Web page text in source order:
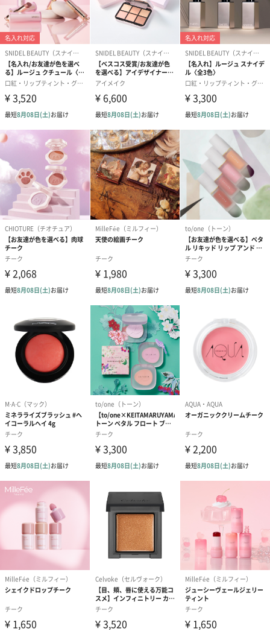
商品詳細情報
外装サイズ
31mm×31mm×83mm
水、ジメチコン、リンゴ酸ジイソステアリル、ＰＥＧ
－10ジメチコン、ＢＧ、トリエチルヘキサノイン、ジ
フェニルシロキシフェニルトリメチコン、アルガニア
スピノサ核油、グリチルリチン酸２Ｋ、ホホバ種子
油、ザクロ花エキス、ジイソステアリン酸ポリグリセ
リル－3、アルニカ花エキス、カミツレ花エキス、ジス
テアルジモニウムヘクトライト、イソステアリン酸ソ
ルビタン、塩化Ｎａ、トリメチルシロキシケイ酸、1，
2－ヘキサンジオール、カプリリルグリコール、トコフ
ェロール、水酸化Ａｌ、クエン酸Ｎａ、（ジメチコン
／ビニルジメチコン）クロスポリマー、フェノキシエ
タノール、マイカ、酸化チタン、酸化鉄
【02 Relaxy Coral】
水、ジメチコン、リンゴ酸ジイソステアリル、ＰＥＧ
－10ジメチコン、ＢＧ、トリエチルヘキサノイン、ジ
スピノサ核油、グリチルリチン酸2Ｋ、ホホバ種子油、
ザクロ花エキス、ジイソステアリン酸ポリグリセリル
－3、アルニカ花エキス、カミツレ花エキス、ジステア
ルジモニウムヘクトライト、合成フルオロフロゴパイ
ト、イソステアリン酸ソルビタン、塩化Ｎａ、トリメ
チルシロキシケイ酸、1，2－ヘキサンジオール、カプ
リリルグリコール、トコフェロール、水酸化Ａｌ、ク
エン酸Ｎａ、（ジメチコン／ビニルジメチコン）クロ
スポリマー、フェノキシエタノール、マイカ、酸化
鉄、酸化チタン
【03 Own Intention】
水、ジメチコン、リンゴ酸ジイソステアリル、ＰＥＧ
－10ジメチコン、ＢＧ、トリエチルヘキサノイン、ジ
フェニルシロキシフェニルトリメチコン、アルガニア
スピノサ核油、グリチルリチン酸2Ｋ、ホホバ種子油、
ザクロ花エキス、ジイソステアリン酸ポリグリセリル
－3、アルニカ花エキス、カミツレ花エキス、フェノキ
シエタノール、ジステアルジモニウムヘクトライト、
イソステアリン酸ソルビタン、塩化Ｎａ、トリメチル
シロキシケイ酸、1，2－ヘキサンジオール、カプリリ
ルグリコール、トコフェロール、水酸化Ａｌ、クエン
酸Ｎａ、（ジメチコン／ビニルジメチコン）クロスポ
リマー、マイカ、酸化鉄、酸化チタン、グンジョウ
【04 Daring Rose】
水、ジメチコン、リンゴ酸ジイソステアリル、ＰＥＧ
－10ジメチコン、ＢＧ、トリエチルヘキサノイン、ジ
フェニルシロキシフェニルトリメチコン、アルガニア
スピノサ核油、グリチルリチン酸2Ｋ、ホホバ種子油、
ザクロ花エキス、ジイソステアリン酸ポリグリセリル
－3、アルニカ花エキス、カミツレ花エキス、フェノキ
シエタノール、ジステアルジモニウムヘクトライト、
合成フルオロフロゴパイト、イソステアリン酸ソルビ
タン、塩化Ｎａ、トリメチルシロキシケイ酸、1，2－